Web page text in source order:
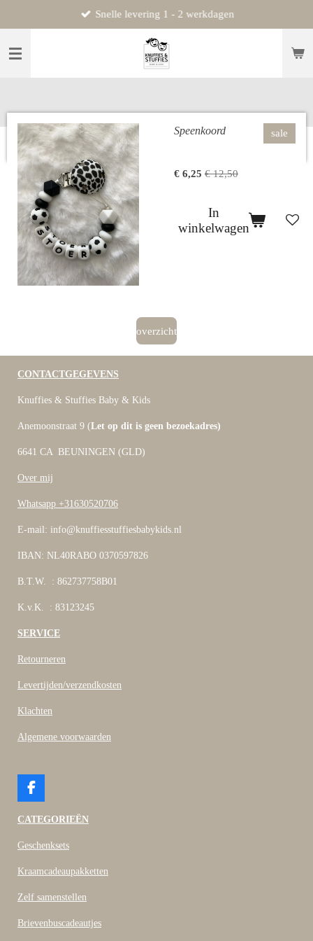
direct
naar
Snelle levering 1 - 2 werkdagen
Speenkoord sale
€ 6,25 € 12,50
In
winkelwagen
overzicht
CONTACTGEGEVENS
Knuffies & Stuffies Baby & Kids
Anemoonstraat 9 (Let op dit is geen bezoekadres)
6641 CA BEUNINGEN (GLD)
Over mij
Whatsapp +31630520706
E-mail: info@knuffiesstuffiesbabykids.nl
IBAN: NL40RABO 0370597826
B.T.W. : 862737758B01
K.v.K. : 83123245
SERVICE
Retourneren
Levertijden/verzendkosten
Klachten
Algemene voorwaarden
F
c
b
o
CATEGORIEËN
Geschenksets
Kraamcadeaupakketten
Zelf samenstellen
Brievenbuscadeautjes